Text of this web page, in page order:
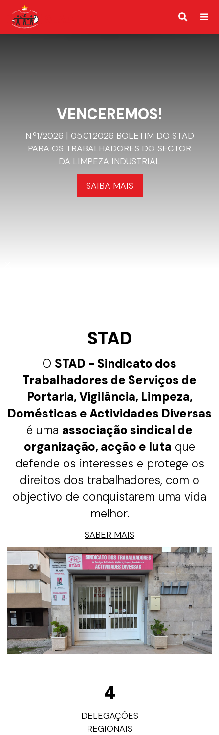
VENCEREMOS!
N.º1/2026 | 05.01.2026 BOLETIM DO STAD
PARA OS TRABALHADORES DO SECTOR
DA LIMPEZA INDUSTRIAL
SAIBA MAIS
STAD
O STAD - Sindicato dos
Trabalhadores de Serviços de
Portaria, Vigilância, Limpeza,
Domésticas e Actividades Diversas
é uma associação sindical de
organização, acção e luta que
defende os interesses e protege os
direitos dos trabalhadores, com o
objectivo de conquistarem uma vida
melhor.
SABER MAIS
4
DELEGAÇÕES
REGIONAIS